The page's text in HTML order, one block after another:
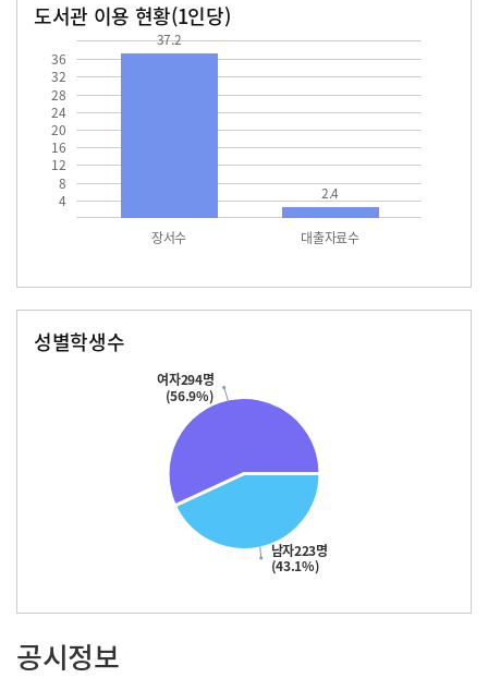
도서관 이용 현황(1인당)
4
8
12
16
20
24
28
32
36
장서수 대출자료수
37.2
2.4
성별학생수
남자223명
(43.1%)
여자294명
(56.9%)
공시정보